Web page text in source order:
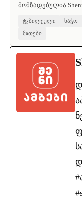
მომზადებულია
ტკბილეული ხაჭო
მითები